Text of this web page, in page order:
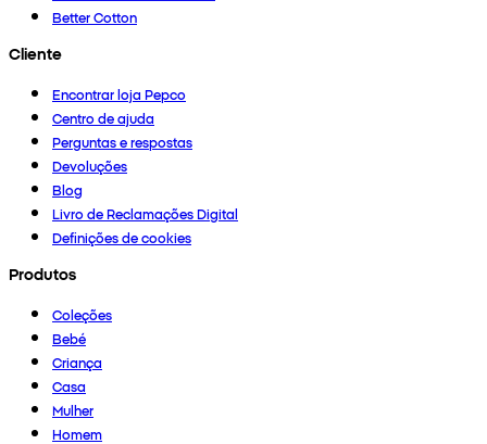
Better Cotton
Cliente
Encontrar loja Pepco
Centro de ajuda
Perguntas e respostas
Devoluções
Blog
Livro de Reclamações Digital
Definições de cookies
Produtos
Coleções
Bebé
Criança
Casa
Mulher
Homem